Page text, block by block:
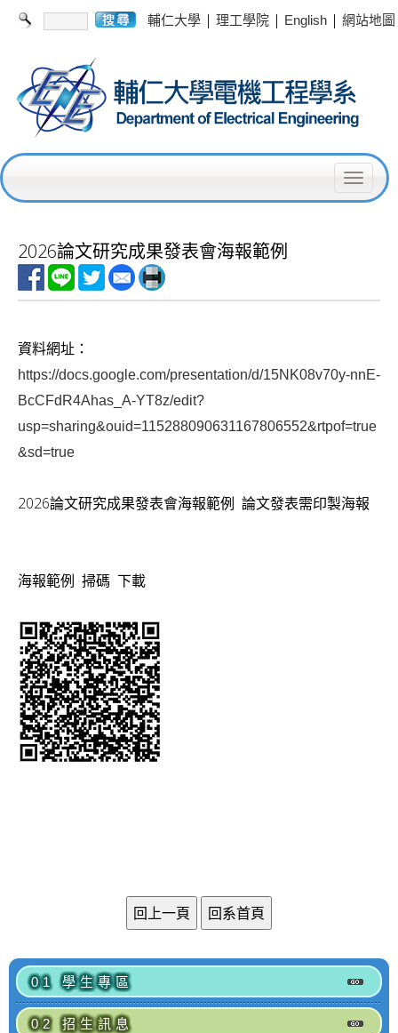
輔仁大學 | 理工學院 | English | 網站地圖
T
l
a
a
2026論文研究成果發表會海報範例
資料網址：
https://docs.google.com/presentation/d/15NK08v70y-nnE-
BcCFdR4Ahas_A-YT8z/edit?
usp=sharing&ouid=115288090631167806552&rtpof=true
&sd=true
2026論文研究成果發表會海報範例 論文發表需印製海報
海報範例 掃碼 下載
01 學生專區
02 招生訊息